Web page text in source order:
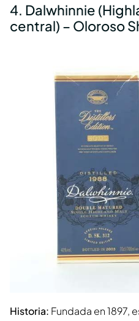
4. Dalwhinnie
central) – Oloroso
Historia: Fundada en 1897,